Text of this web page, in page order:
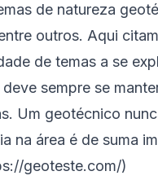
de natureza
outros. Aqui
de temas a se
sempre se
Um geotécnico
na área é de suma
geoteste.com/)